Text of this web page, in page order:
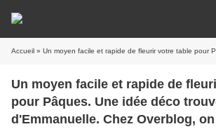
Accueil » Un moyen facile et rapide de fleurir votre table pour Pâques. Une idée déco trouvée sur le blog d'Emmanuelle. Chez Overblog, on adore 😍 📷 @avecses10ptitsdoigtssoyezdiy #blog #blogging
Un moyen facile et rapide de
pour Pâques. Une idée déco
d'Emmanuelle. Chez Overblog,